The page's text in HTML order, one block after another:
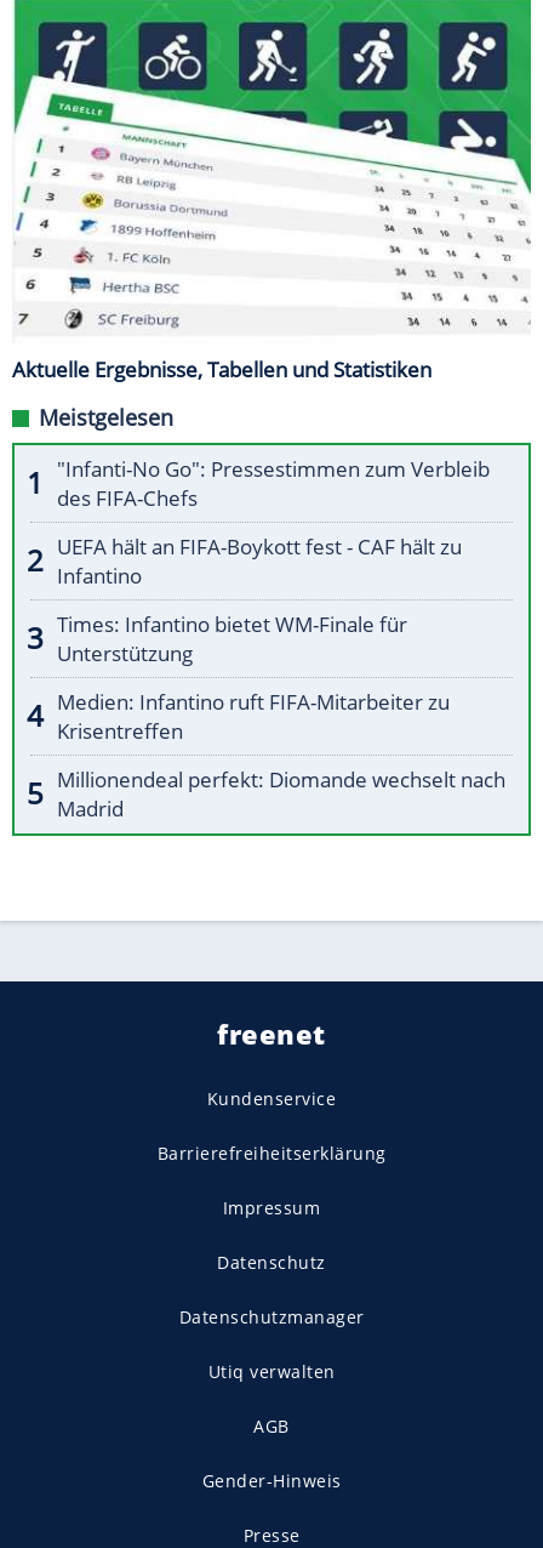
Aktuelle Ergebnisse, Tabellen und Statistiken
Meistgelesen
"Infanti-No Go": Pressestimmen zum Verbleib
des FIFA-Chefs
UEFA hält an FIFA-Boykott fest - CAF hält zu
Infantino
Times: Infantino bietet WM-Finale für
Unterstützung
Medien: Infantino ruft FIFA-Mitarbeiter zu
Krisentreffen
Millionendeal perfekt: Diomande wechselt nach
Madrid
freenet
Kundenservice
Barrierefreiheitserklärung
Impressum
Datenschutz
Datenschutzmanager
Utiq verwalten
AGB
Gender-Hinweis
Presse